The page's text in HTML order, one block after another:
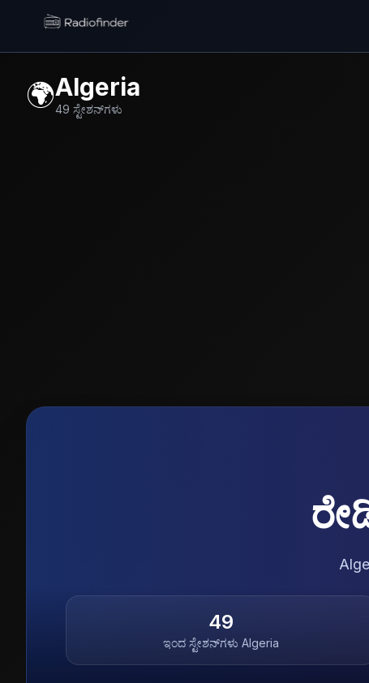
Radiofinder home
🌍Algeria
49 ಸ್ಟೇಶನ್‌ಗಳು
49
ಇಂದ ಸ್ಟೇಶನ್‌ಗಳು Algeria